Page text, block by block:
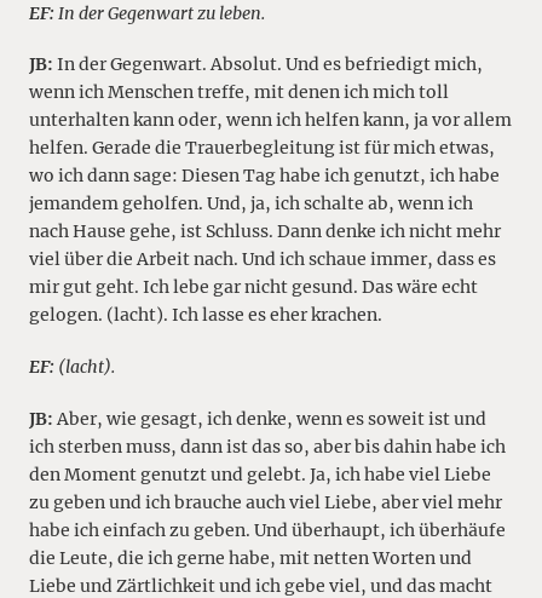
EF: In der Gegenwart zu leben.
JB: In der Gegenwart. Absolut. Und es befriedigt mich,
wenn ich Menschen treffe, mit denen ich mich toll
unterhalten kann oder, wenn ich helfen kann, ja vor allem
helfen. Gerade die Trauerbegleitung ist für mich etwas,
wo ich dann sage: Diesen Tag habe ich genutzt, ich habe
jemandem geholfen. Und, ja, ich schalte ab, wenn ich
nach Hause gehe, ist Schluss. Dann denke ich nicht mehr
viel über die Arbeit nach. Und ich schaue immer, dass es
mir gut geht. Ich lebe gar nicht gesund. Das wäre echt
gelogen. (lacht). Ich lasse es eher krachen.
EF: (lacht).
JB: Aber, wie gesagt, ich denke, wenn es soweit ist und
ich sterben muss, dann ist das so, aber bis dahin habe ich
den Moment genutzt und gelebt. Ja, ich habe viel Liebe
zu geben und ich brauche auch viel Liebe, aber viel mehr
habe ich einfach zu geben. Und überhaupt, ich überhäufe
die Leute, die ich gerne habe, mit netten Worten und
Liebe und Zärtlichkeit und ich gebe viel, und das macht